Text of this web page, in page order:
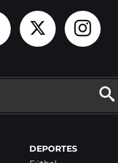
DEPORTES